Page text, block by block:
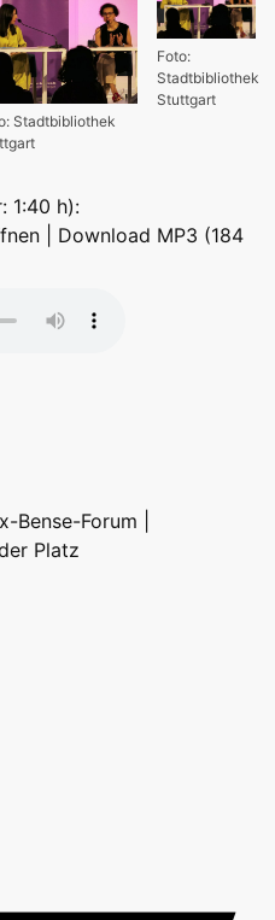
Foto:
Stadtbibliothek
Stuttgart
Stadtbibliothek
1:40 h):
Download MP3 (184
Bense-Forum |
Platz